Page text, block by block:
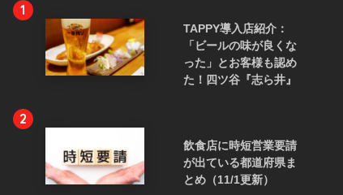
1
TAPPY導入店紹介：
「ビールの味が良くな
った」とお客様も認め
た！四ツ谷『志ら井』
2
飲食店に時短営業要請
が出ている都道府県ま
とめ（11/1更新）